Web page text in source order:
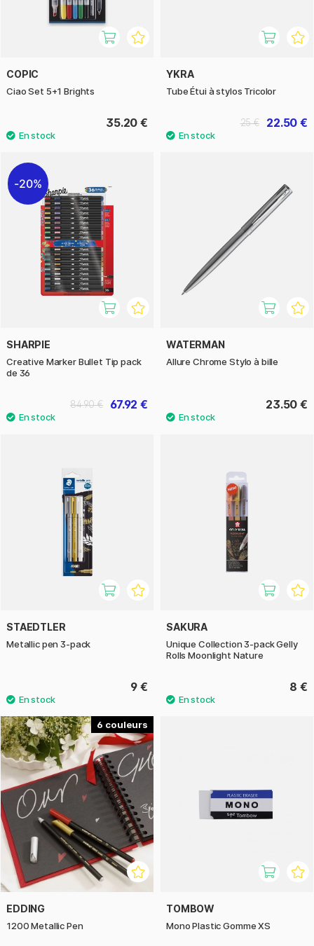
COPIC
Ciao Set 5+1 Brights
35.20 €
YKRA
Tube Étui à stylos Tricolor
22.50 €
25 €
20%
SHARPIE
Creative Marker Bullet Tip pack
de 36
67.92 €
84.90 €
WATERMAN
Allure Chrome Stylo à bille
23.50 €
STAEDTLER
Metallic pen 3-pack
9 €
SAKURA
Unique Collection 3-pack Gelly
Rolls Moonlight Nature
8 €
6
EDDING
1200 Metallic Pen
TOMBOW
Mono Plastic Gomme XS